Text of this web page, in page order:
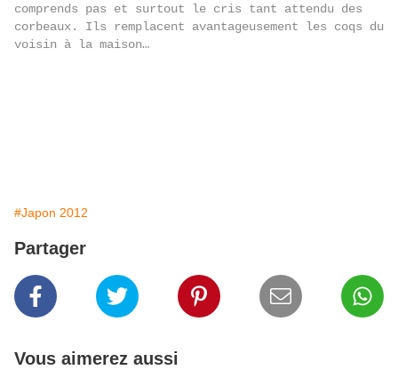
comprends pas et surtout le cris tant attendu des
corbeaux. Ils remplacent avantageusement les coqs du
voisin à la maison…
#Japon 2012
Partager
Vous aimerez aussi